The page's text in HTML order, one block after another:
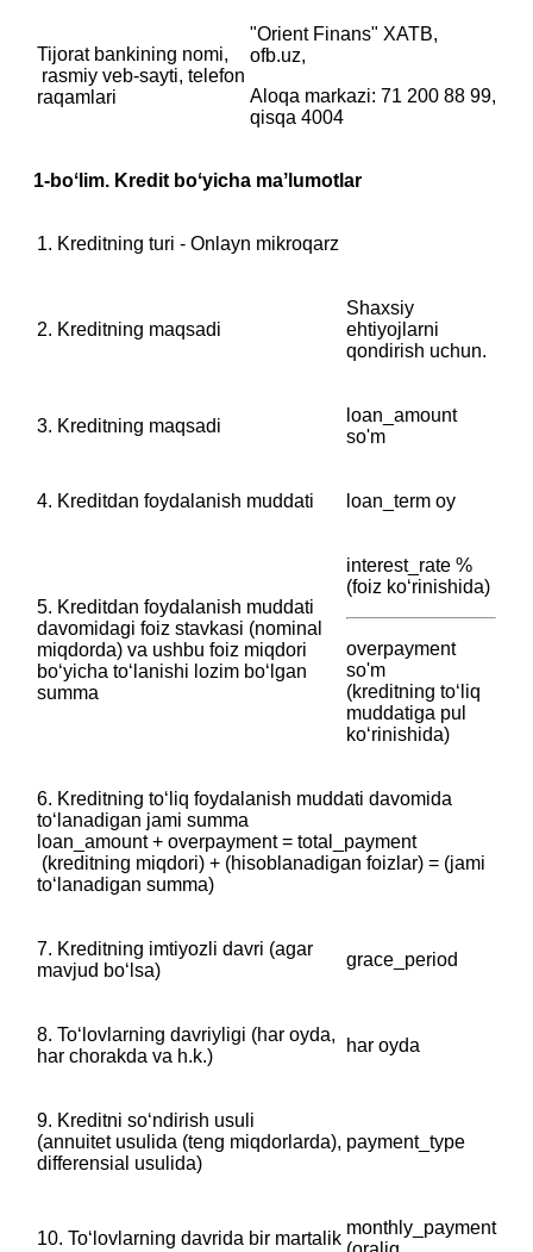
Tijorat bankining nomi,
‎ rasmiy veb-sayti, telefon
raqamlari
"Orient Finans" XATB,
ofb.uz,
Aloqa markazi: 71 200 88 99,
qisqa 4004
1-boʻlim. Kredit boʻyicha maʼlumotlar
1. Kreditning turi - Onlayn mikroqarz
2. Kreditning maqsadi
Shaxsiy
ehtiyojlarni
qondirish uchun.
3. Kreditning maqsadi
loan_amount
so'm
4. Kreditdan foydalanish muddati loan_term oy
5. Kreditdan foydalanish muddati
davomidagi foiz stavkasi (nominal
miqdorda) va ushbu foiz miqdori
boʻyicha toʻlanishi lozim boʻlgan
summa
interest_rate %
(foiz koʻrinishida)
overpayment
so'm
(kreditning toʻliq
muddatiga pul
koʻrinishida)
6. Kreditning toʻliq foydalanish muddati davomida
toʻlanadigan jami summa
‎loan_amount + overpayment = total_payment
‎ (kreditning miqdori) + (hisoblanadigan foizlar) = (jami
toʻlanadigan summa)
7. Kreditning imtiyozli davri (agar
mavjud boʻlsa)
grace_period
8. Toʻlovlarning davriyligi (har oyda,
har chorakda va h.k.)
har oyda
9. Kreditni soʻndirish usuli
‎‎(annuitet usulida (teng miqdorlarda),
differensial usulida)
payment_type
10. Toʻlovlarning davrida bir martalik
monthly_payment